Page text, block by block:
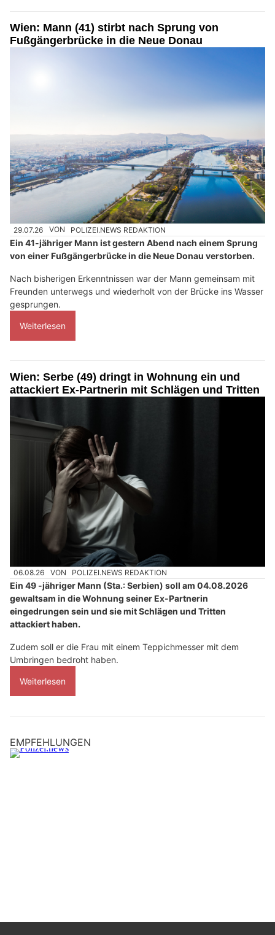
Wien: Mann (41) stirbt nach Sprung von
Fußgängerbrücke in die Neue Donau
29.07.26 VON POLIZEI.NEWS REDAKTION
Ein 41-jähriger Mann ist gestern Abend nach einem Sprung
von einer Fußgängerbrücke in die Neue Donau verstorben.
Nach bisherigen Erkenntnissen war der Mann gemeinsam mit
Freunden unterwegs und wiederholt von der Brücke ins Wasser
gesprungen.
Weiterlesen
Wien: Serbe (49) dringt in Wohnung ein und
attackiert Ex-Partnerin mit Schlägen und Tritten
06.08.26 VON POLIZEI.NEWS REDAKTION
Ein 49 -jähriger Mann (Sta.: Serbien) soll am 04.08.2026
gewaltsam in die Wohnung seiner Ex-Partnerin
eingedrungen sein und sie mit Schlägen und Tritten
attackiert haben.
Zudem soll er die Frau mit einem Teppichmesser mit dem
Umbringen bedroht haben.
Weiterlesen
EMPFEHLUNGEN